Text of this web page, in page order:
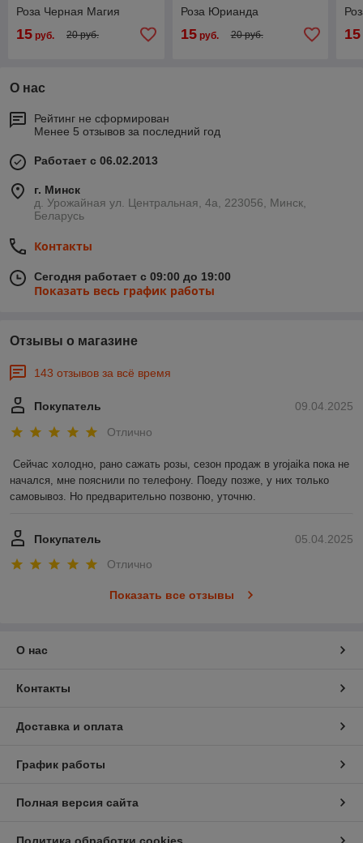
Роза Черная Магия
15 руб. 20 руб.
Роза Юрианда
15руб. 20 руб. 15
О нас
Рейтинг не сформирован
Менее 5 отзывов за последний год
Работает с 06.02.2013
г. Минск
д. Урожайная ул. Центральная, 4а, 223056, Минск,
Беларусь
Контакты
Сегодня работает с 09:00 до 19:00
Показать весь график работы
Отзывы о магазине
143 отзывов за всё время
09.04.2025
Покупатель
Отлично
Сейчас холодно, рано сажать розы, сезон продаж в yrojaika пока не
начался, мне пояснили по телефону. Поеду позже, у них только
самовывоз. Но предварительно позвоню, уточню.
05.04.2025
Покупатель
Отлично
Показать все отзывы
О нас
Контакты
Доставка и оплата
График работы
Полная версия сайта
Политика обработки cookies